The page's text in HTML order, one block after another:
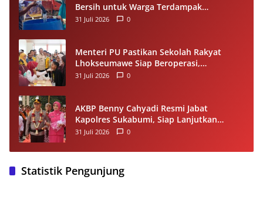
Bersih untuk Warga Terdampak
Kekeringan di Seram Bagian Timur
31 Juli 2026 0
Menteri PU Pastikan Sekolah Rakyat
Lhokseumawe Siap Beroperasi,
Dilengkapi Asrama hingga Laptop Gratis
31 Juli 2026 0
AKBP Benny Cahyadi Resmi Jabat
Kapolres Sukabumi, Siap Lanjutkan
Program dan Perkuat Pelayanan
31 Juli 2026 0
Statistik Pengunjung